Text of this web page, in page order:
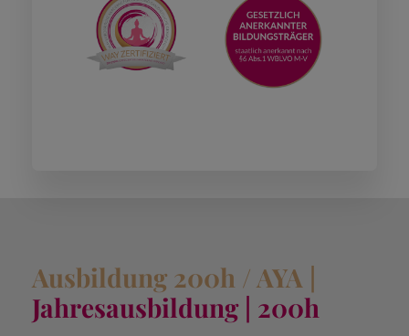
Ausbildung 200h / AYA |
Jahresausbildung | 200h